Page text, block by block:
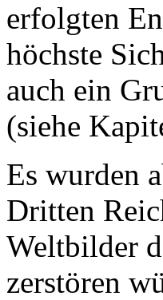
erfolgten
höchste
auch ein
(siehe
Es wurden
Dritten
Weltbilder
zerstören